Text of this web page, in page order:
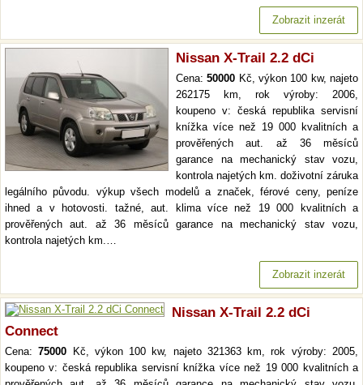
Zobrazit inzerát
Nissan X-Trail 2.2 dCi
Cena:50000 Kč, výkon 100 kw, najeto
262175 km, rok výroby: 2006,
koupeno v: česká republika servisní
knížka více než 19 000 kvalitních a
prověřených aut. až 36 měsíců
garance na mechanický stav vozu,
kontrola najetých km. doživotní záruka
legálního původu. výkup všech modelů a značek, férové ceny, peníze
ihned a v hotovosti. tažné, aut. klima více než 19 000 kvalitních a
prověřených aut. až 36 měsíců garance na mechanický stav vozu,
kontrola najetých km.…
Zobrazit inzerát
Nissan X-Trail 2.2 dCi
Connect
Cena:75000 Kč, výkon 100 kw, najeto 321363 km, rok výroby: 2005,
koupeno v: česká republika servisní knížka více než 19 000 kvalitních a